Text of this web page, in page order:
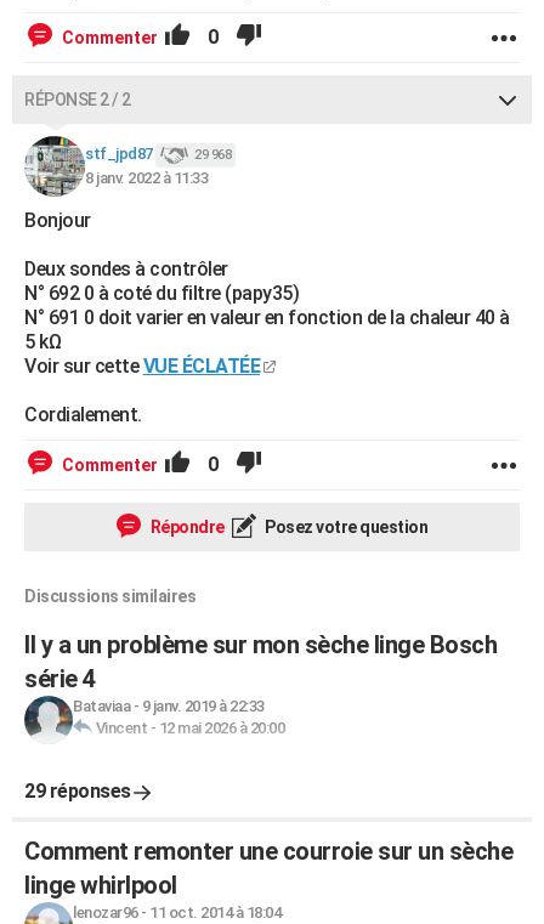
Commenter 0
RÉPONSE 2 / 2
stf_jpd87 29 968
8 janv. 2022 à 11:33
Bonjour
Deux sondes à contrôler
N° 692 0 à coté du filtre (papy35)
N° 691 0 doit varier en valeur en fonction de la chaleur 40 à
5 kΩ
Voir sur cetteVUE ÉCLATÉE
Cordialement.
Commenter 0
Répondre Posez votre question
Discussions similaires
Il y a un problème sur mon sèche linge Bosch
série 4
Bataviaa- 9 janv. 2019 à 22:33
Vincent - 12 mai 2026 à 20:00
29 réponses
Comment remonter une courroie sur un sèche
linge whirlpool
lenozar96- 11 oct. 2014 à 18:04